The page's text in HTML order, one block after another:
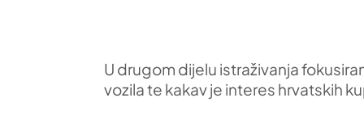
U drugom dijelu istraživanja
vozila te kakav je interes hrvatskih